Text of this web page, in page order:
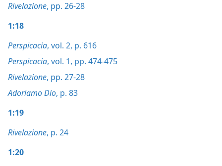
Rivelazione, pp. 26-28
1:18
Perspicacia, vol. 2, p. 616
Perspicacia, vol. 1, pp. 474-475
Rivelazione, pp. 27-28
Adoriamo Dio, p. 83
1:19
Rivelazione, p. 24
1:20